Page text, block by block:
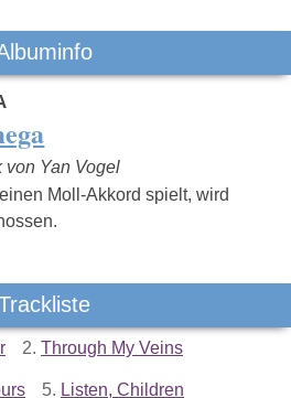
von Yan Vogel
Moll-Akkord spielt, wird
2. Through My Veins
5. Listen, Children